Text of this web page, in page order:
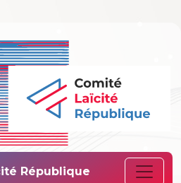
Laïcité
République